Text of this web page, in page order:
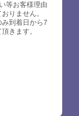
等お客様理由
りません。
到着日から7
きます。